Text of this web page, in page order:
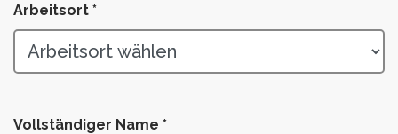
Arbeitsort *
Vollständiger Name *